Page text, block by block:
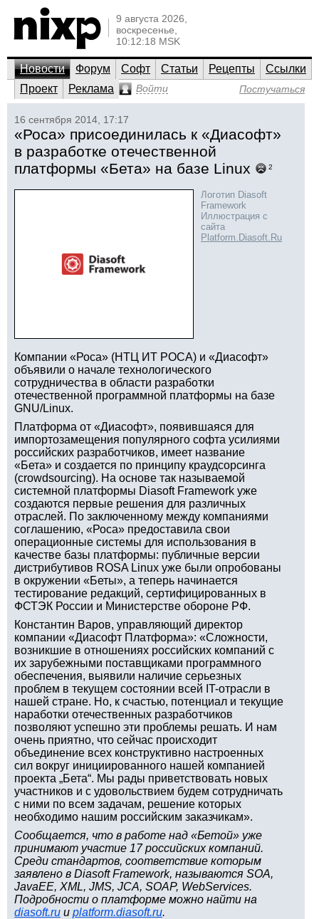
9 августа 2026,
воскресенье,
10:12:18 MSK
Новости Форум Софт Статьи Рецепты
Ссылки
Проект
Реклама Войти Постучаться
16 сентября 2014, 17:17
«Роса» присоединилась к «Диасофт»
в разработке отечественной
платформы «Бета» на базе Linux
2
Логотип Diasoft
Framework
Иллюстрация с
сайта
Platform.Diasoft.Ru
Компании «Роса» (НТЦ ИТ РОСА) и «Диасофт»
объявили о начале технологического
сотрудничества в области разработки
отечественной программной платформы на базе
GNU/Linux.
Платформа от «Диасофт», появившаяся для
импортозамещения популярного софта усилиями
российских разработчиков, имеет название
«Бета» и создается по принципу краудсорсинга
(crowdsourcing). На основе так называемой
системной платформы Diasoft Framework уже
создаются первые решения для различных
отраслей. По заключенному между компаниями
соглашению, «Роса» предоставила свои
операционные системы для использования в
качестве базы платформы: публичные версии
дистрибутивов ROSA Linux уже были опробованы
в окружении «Беты», а теперь начинается
тестирование редакций, сертифицированных в
ФСТЭК России и Министерстве обороне РФ.
Константин Варов, управляющий директор
компании «Диасофт Платформа»: «Сложности,
возникшие в отношениях российских компаний с
их зарубежными поставщиками программного
обеспечения, выявили наличие серьезных
проблем в текущем состоянии всей IT-отрасли в
нашей стране. Но, к счастью, потенциал и текущие
наработки отечественных разработчиков
позволяют успешно эти проблемы решать. И нам
очень приятно, что сейчас происходит
объединение всех конструктивно настроенных
сил вокруг инициированного нашей компанией
проекта „Бета“. Мы рады приветствовать новых
участников и с удовольствием будем сотрудничать
с ними по всем задачам, решение которых
необходимо нашим российским заказчикам».
Сообщается, что в работе над «Бетой» уже
принимают участие 17 российских компаний.
Среди стандартов, соответствие которым
заявлено в Diasoft Framework, называются SOA,
JavaEE, XML, JMS, JCA, SOAP, WebServices.
Подробности о платформе можно найти на
diasoft.ru и platform.diasoft.ru.